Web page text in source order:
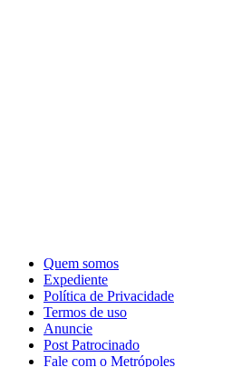
Quem somos
Expediente
Política de Privacidade
Termos de uso
Anuncie
Post Patrocinado
Fale com o Metrópoles